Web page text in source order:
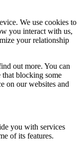
We use cookies to
you interact with us,
your relationship
out more. You can
that blocking some
on our websites and
you with services
of its features.